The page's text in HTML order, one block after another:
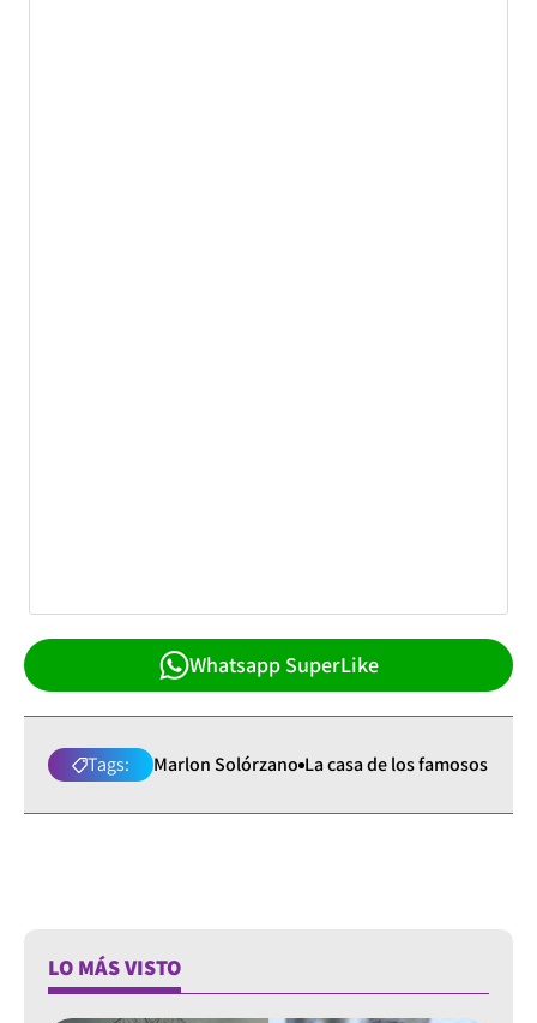
Whatsapp SuperLike
Tags: Marlon Solórzano La casa de los famosos
LO MÁS VISTO